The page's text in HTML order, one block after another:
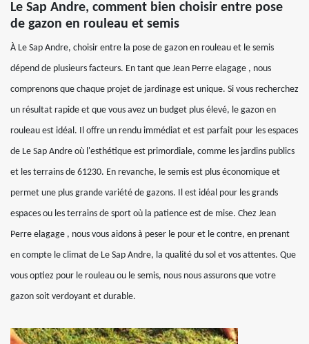
Le Sap Andre, comment bien choisir entre pose
de gazon en rouleau et semis
À Le Sap Andre, choisir entre la pose de gazon en rouleau et le semis
dépend de plusieurs facteurs. En tant que Jean Perre elagage , nous
comprenons que chaque projet de jardinage est unique. Si vous recherchez
un résultat rapide et que vous avez un budget plus élevé, le gazon en
rouleau est idéal. Il offre un rendu immédiat et est parfait pour les espaces
de Le Sap Andre où l'esthétique est primordiale, comme les jardins publics
et les terrains de 61230. En revanche, le semis est plus économique et
permet une plus grande variété de gazons. Il est idéal pour les grands
espaces ou les terrains de sport où la patience est de mise. Chez Jean
Perre elagage , nous vous aidons à peser le pour et le contre, en prenant
en compte le climat de Le Sap Andre, la qualité du sol et vos attentes. Que
vous optiez pour le rouleau ou le semis, nous nous assurons que votre
gazon soit verdoyant et durable.